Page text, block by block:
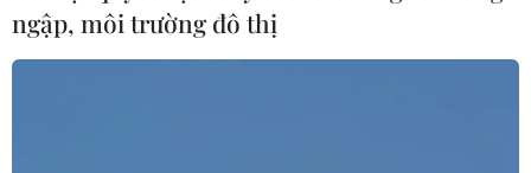
ngập, môi trường đô thị